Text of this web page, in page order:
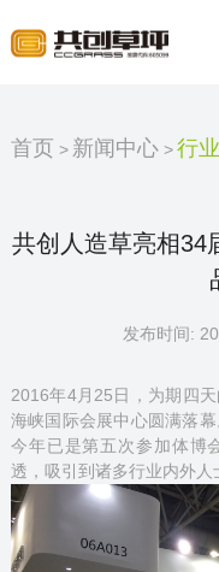
首页 新闻中心 行
共创人造草亮相34
发布时间:
2016年4月25日，为期四
海峡国际会展中心圆满落
今年已是第五次参加体博
透，吸引到诸多行业内外人